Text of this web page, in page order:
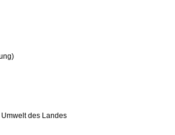
des Landes